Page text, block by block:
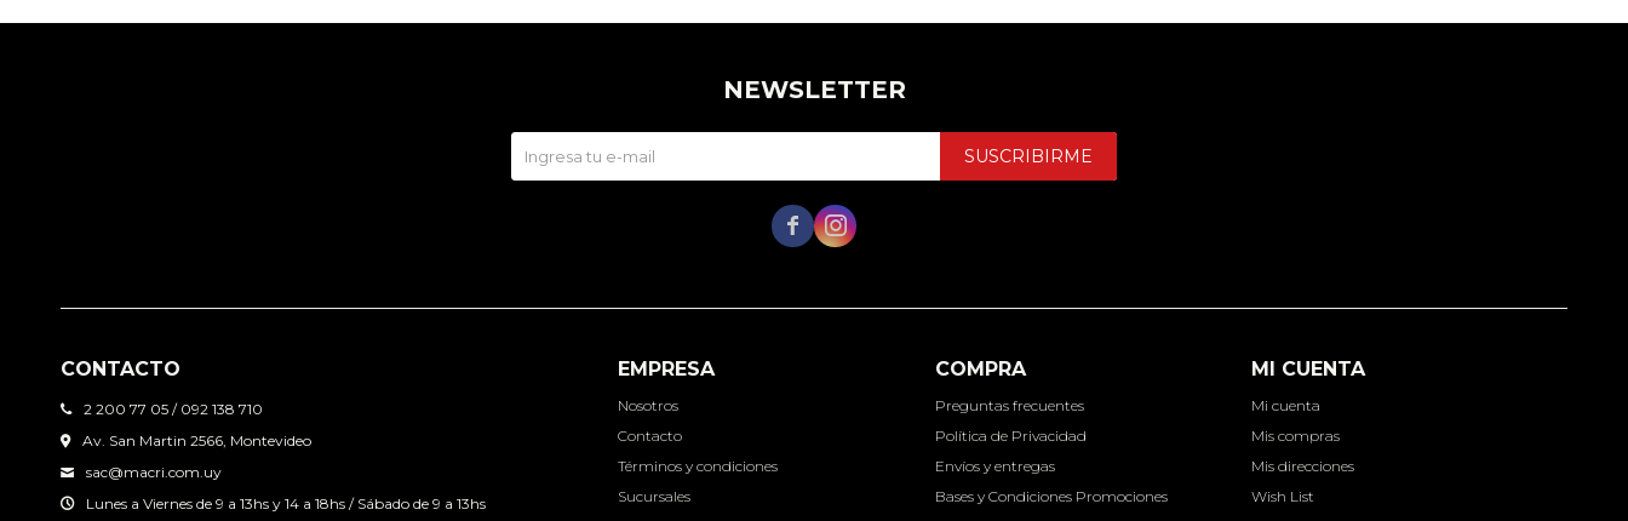
CONTACTO
2 200 77 05 / 092 138 710
Av. San Martin 2566, Montevideo
sac@macri.com.uy
Lunes a Viernes de 9 a 13hs y 14 a 18hs / Sábado de 9 a 13hs
EMPRESA
Nosotros
Contacto
Términos y condiciones
Sucursales
COMPRA
Preguntas frecuentes
Política de Privacidad
Envíos y entregas
Bases y Condiciones Promociones
MI CUENTA
Mi cuenta
Mis compras
Mis direcciones
Wish List
NEWSLETTER
SUSCRIBIRME
 